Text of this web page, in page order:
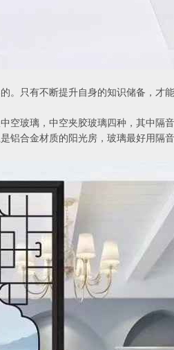
。只有不断提升自身的知识储备，才
玻璃，中空夹胶玻璃四种，其中隔
铝合金材质的阳光房，玻璃最好用隔